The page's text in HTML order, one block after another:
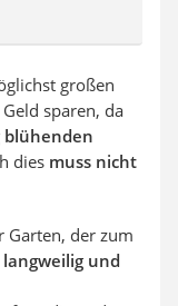
großen
sparen, da
blühenden
dies muss nicht
Garten, der zum
langweilig und